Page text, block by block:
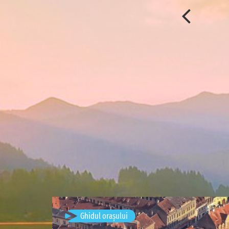
Ghidul orașului Brașov, România